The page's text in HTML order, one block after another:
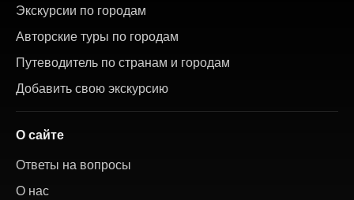
Экскурсии по городам
Авторские туры по городам
Путеводитель по странам и городам
Добавить свою экскурсию
О сайте
Ответы на вопросы
О нас